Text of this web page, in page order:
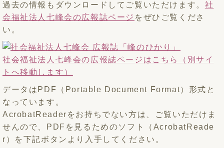
過去の情報もダウンロードしてご覧いただけます。 社
会福祉法人七峰会の広報誌ページ をぜひご覧くださ
い。
社会福祉法人七峰会の広報誌ページはこちら（別サイ
トへ移動します）
データはPDF（Portable Document Format）形式と
なっています。
AcrobatReaderをお持ちでない方は、ご覧いただけま
せんので、PDFを見るためのソフト（AcrobatReade
r）を下記ボタンより入手してください。